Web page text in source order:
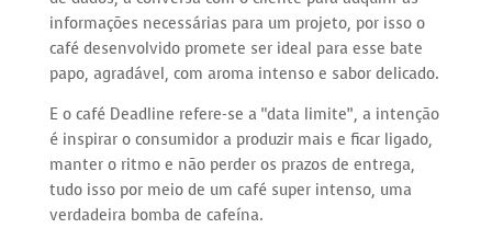
informações necessárias para um projeto, por isso o
café desenvolvido promete ser ideal para esse bate
papo, agradável, com aroma intenso e sabor delicado.
E o café Deadline refere-se a “data limite”, a intenção
é inspirar o consumidor a produzir mais e ficar ligado,
manter o ritmo e não perder os prazos de entrega,
tudo isso por meio de um café super intenso, uma
verdadeira bomba de cafeína.